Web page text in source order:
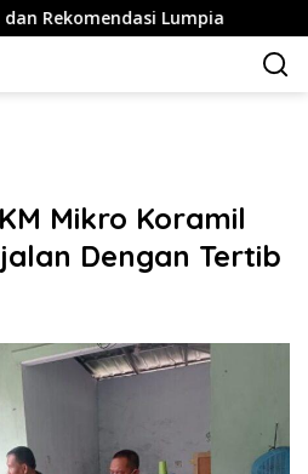
Lumpia Panduan
Mikro Koramil
Dengan Tertib